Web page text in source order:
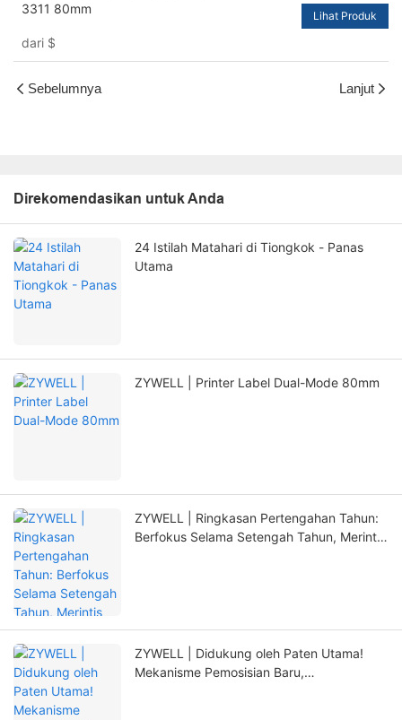
3311 80mm
dari $
Lihat Produk
Sebelumnya Lanjut
Direkomendasikan untuk Anda
24 Istilah Matahari di Tiongkok - Panas
Utama
ZYWELL | Printer Label Dual-Mode 80mm
ZYWELL | Ringkasan Pertengahan Tahun:
Berfokus Selama Setengah Tahun, Merintis
ZYWELL | Didukung oleh Paten Utama!
Mekanisme Pemosisian Baru,